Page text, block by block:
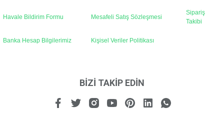
Havale Bildirim Formu Mesafeli Satış Sözleşmesi
Sipariş
Takibi
Banka Hesap Bilgilerimiz Kişisel Veriler Politikası
BİZİ TAKİP EDİN